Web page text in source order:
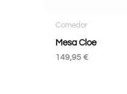
Comedor
Mesa Cloe
149,95 €